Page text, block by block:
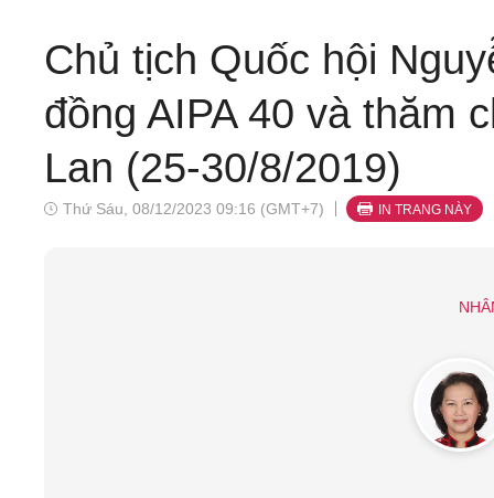
Chủ tịch Quốc hội
đồng AIPA 40 và thăm
Lan (25-30/8/2019)
Thứ Sáu, 08/12/2023 09:16 (GMT+7) IN TRANG NÀY